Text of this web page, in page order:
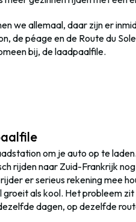
we allemaal, daar zijn er
de péage en de Route du
bij, de laadpaalfile.
om je auto op te
rijden naar Zuid-Frankrijk
er serieus rekening mee
als kool. Het probleem
dagen, op dezelfde